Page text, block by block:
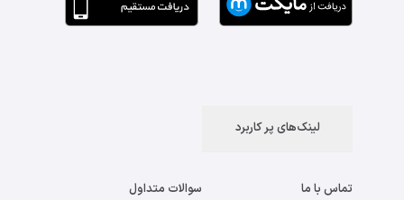
لینک‌های پر کاربرد
تماس با ما
سوالات متداول